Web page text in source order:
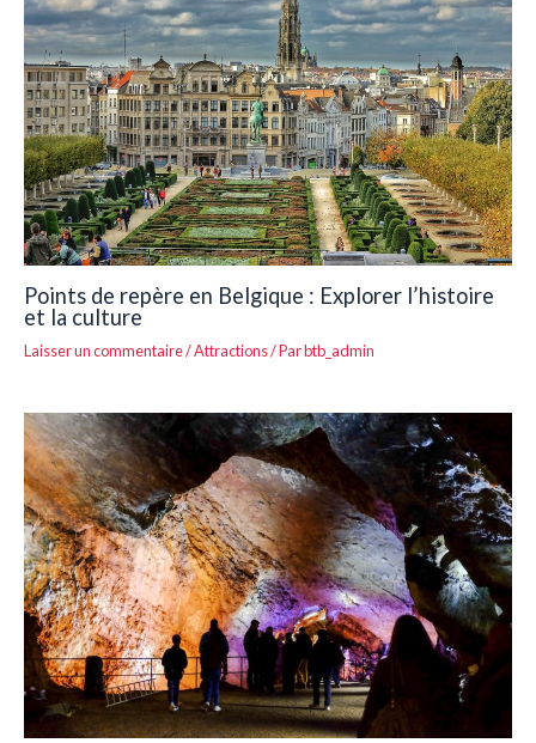
Points de repère en Belgique : Explorer l’histoire
et la culture
Laisser un commentaire/Attractions/ Parbtb_admin